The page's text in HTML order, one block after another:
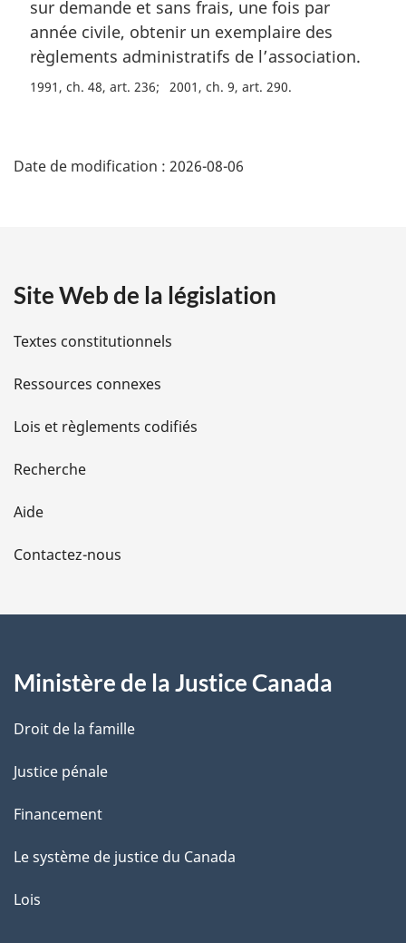
e
m
a
g
l
sur demande et sans frais, une fois par
année civile, obtenir un exemplaire des
règlements administratifs de l’association.
1991, ch. 48, art. 236 2001, ch. 9, art. 290
é
i
l
s
d
e
l
a
e
Date de modification : 2026-08-06
Site Web de la législation
Textes constitutionnels
Ressources connexes
Lois et règlements codifiés
Recherche
Aide
Contactez-nous
Ministère de la Justice Canada
Droit de la famille
Justice pénale
Financement
Le système de justice du Canada
Lois